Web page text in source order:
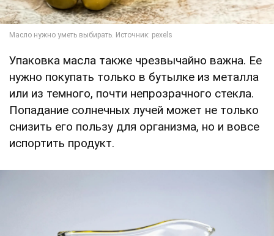
Упаковка масла также чрезвычайно важна. Ее
нужно покупать только в бутылке из металла
или из темного, почти непрозрачного стекла.
Попадание солнечных лучей может не только
снизить его пользу для организма, но и вовсе
испортить продукт.